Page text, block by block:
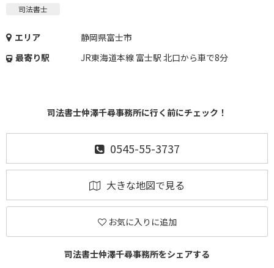
司法書士
エリア
静岡県富士市
最寄り駅
JR東海道本線 富士駅 北口から車で8分
司法書士仲澤千尋事務所に行く前にチェック！
0545-55-3737
大きな地図で見る
お気に入りに追加
司法書士仲澤千尋事務所をシェアする